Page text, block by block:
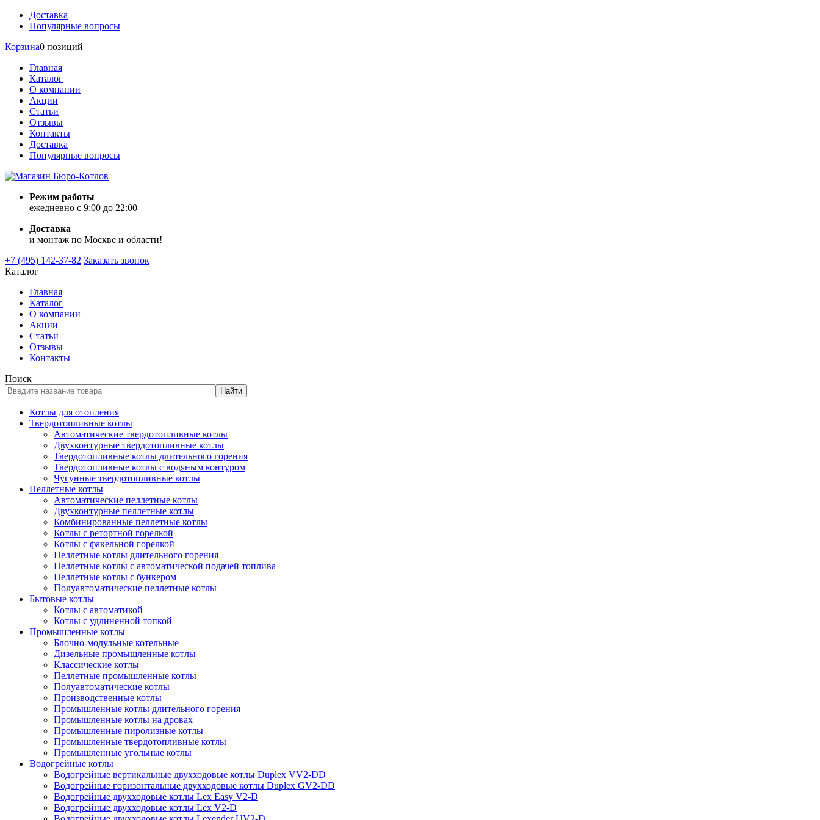
Доставка
Популярные вопросы
Корзина0 позиций
Главная
Каталог
О компании
Акции
Статьи
Отзывы
Контакты
Доставка
Популярные вопросы
Режим работы
ежедневно с 9:00 до 22:00
Доставка
и монтаж по Москве и области!
+7 (495) 142-37-82 Заказать звонок
Каталог
Главная
Каталог
О компании
Акции
Статьи
Отзывы
Контакты
Поиск
Найти
Котлы для отопления
Твердотопливные котлы
Автоматические твердотопливные котлы
Двухконтурные твердотопливные котлы
Твердотопливные котлы длительного горения
Твердотопливные котлы с водяным контуром
Чугунные твердотопливные котлы
Пеллетные котлы
Автоматические пеллетные котлы
Двухконтурные пеллетные котлы
Комбинированные пеллетные котлы
Котлы с ретортной горелкой
Котлы с факельной горелкой
Пеллетные котлы длительного горения
Пеллетные котлы с автоматической подачей топлива
Пеллетные котлы с бункером
Полуавтоматические пеллетные котлы
Бытовые котлы
Котлы с автоматикой
Котлы с удлиненной топкой
Промышленные котлы
Блочно-модульные котельные
Дизельные промышленные котлы
Классические котлы
Пеллетные промышленные котлы
Полуавтоматические котлы
Производственные котлы
Промышленные котлы длительного горения
Промышленные котлы на дровах
Промышленные пиролизные котлы
Промышленные твердотопливные котлы
Промышленные угольные котлы
Водогрейные котлы
Водогрейные вертикальные двухходовые котлы Duplex VV2-DD
Водогрейные горизонтальные двухходовые котлы Duplex GV2-DD
Водогрейные двухходовые котлы Lex Easy V2-D
Водогрейные двухходовые котлы Lex V2-D